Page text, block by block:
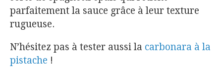
parfaitement la sauce grâce à leur texture
rugueuse.
N’hésitez pas à tester aussi la carbonara à la
pistache !